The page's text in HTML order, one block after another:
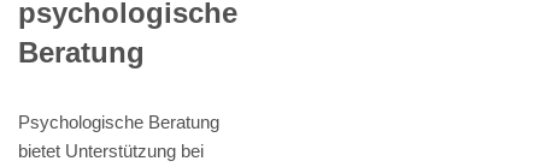
psychologische
Beratung
Psychologische Beratung
bietet Unterstützung bei